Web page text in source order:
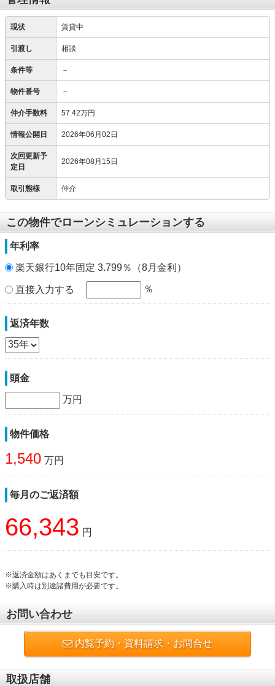
現状 賃貸中
引渡し 相談
条件等 －
物件番号 －
仲介手数料 57.42万円
情報公開日 2026年06月02日
次回更新予
定日
2026年08月15日
取引態様 仲介
この物件でローンシミュレーションする
年利率
楽天銀行10年固定 3.799％（8月金利）
直接入力する ％
返済年数
頭金
万円
物件価格
1,540 万円
毎月のご返済額
66,343 円
※返済金額はあくまでも目安です。
※購入時は別途諸費用が必要です。
お問い合わせ
内覧予約・資料請求・お問合せ
取扱店舗